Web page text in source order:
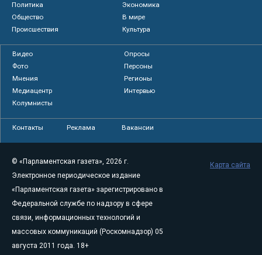
Политика
Экономика
Общество
В мире
Происшествия
Культура
Видео
Опросы
Фото
Персоны
Мнения
Регионы
Медиацентр
Интервью
Колумнисты
Контакты Реклама Вакансии
© «Парламентская газета», 2026 г.
Электронное периодическое издание
«Парламентская газета» зарегистрировано в
Федеральной службе по надзору в сфере
связи, информационных технологий и
массовых коммуникаций (Роскомнадзор) 05
августа 2011 года. 18+
Карта сайта